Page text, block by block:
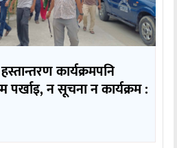
कार्यक्रमपनि
न सूचना न कार्यक्रम :